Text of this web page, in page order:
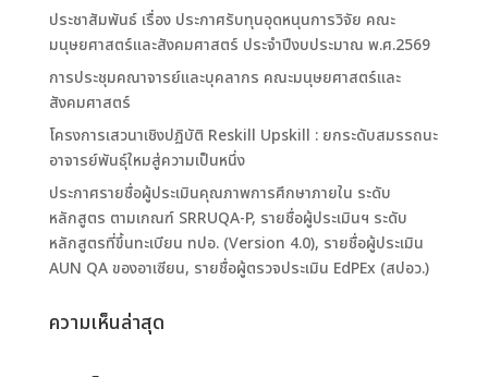
ประชาสัมพันธ์ เรื่อง ประกาศรับทุนอุดหนุนการวิจัย คณะ
มนุษยศาสตร์และสังคมศาสตร์ ประจำปีงบประมาณ พ.ศ.2569
การประชุมคณาจารย์และบุคลากร คณะมนุษยศาสตร์และ
สังคมศาสตร์
โครงการเสวนาเชิงปฏิบัติ Reskill Upskill : ยกระดับสมรรถนะ
อาจารย์พันธุ์ใหมสู่ความเป็นหนึ่ง
ประกาศรายชื่อผู้ประเมินคุณภาพการศึกษาภายใน ระดับ
หลักสูตร ตามเกณฑ์ SRRUQA-P, รายชื่อผู้ประเมินฯ ระดับ
หลักสูตรที่ขึ้นทะเบียน ทปอ. (Version 4.0), รายชื่อผู้ประเมิน
AUN QA ของอาเซียน, รายชื่อผู้ตรวจประเมิน EdPEx (สปอว.)
ความเห็นล่าสุด